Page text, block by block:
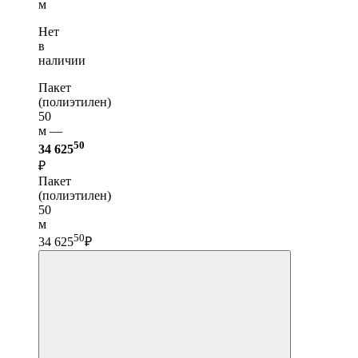
м
Нет
в
наличии
Пакет
(полиэтилен)
50
м —
34 62550
₽
Пакет
(полиэтилен)
50
м
34 62550₽